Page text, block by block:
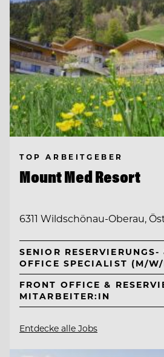
TOP ARBEITGEBER
Mount Med Resort
6311 Wildschönau-Oberau,
SENIOR RESERVIERUNGS-
OFFICE SPECIALIST (M/
FRONT OFFICE &
MITARBEITER:IN
Entdecke alle Jobs